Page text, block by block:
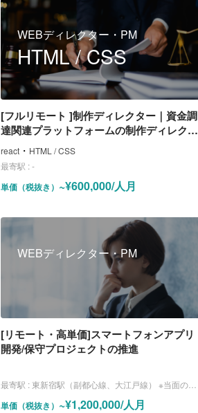
WEBディレクター・PM
HTML / CSS
[フルリモート ]制作ディレクター｜資金調
達関連プラットフォームの制作ディレクシ
ョン業務
react ・ HTML / CSS
最寄駅 :-
単価（税抜き） ~¥600,000/人月
WEBディレクター・PM
[リモート・高単価]スマートフォンアプリ
開発/保守プロジェクトの推進
最寄駅 : 東新宿駅（副都心線、大江戸線） ※当面の間は在宅勤務となりますが、実機の動作検証で東新宿オフィスで実施する可能性があります。
単価（税抜き） ~¥1,200,000/人月